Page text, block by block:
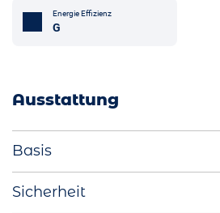
Energie Effizienz
G
Ausstattung
Basis
Sicherheit